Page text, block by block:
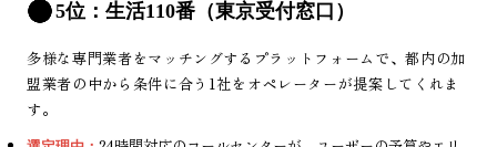
5位：生活110番（東京受付窓口）
多様な専門業者をマッチングするプラットフォームで、都内の加
盟業者の中から条件に合う1社をオペレーターが提案してくれま
す。